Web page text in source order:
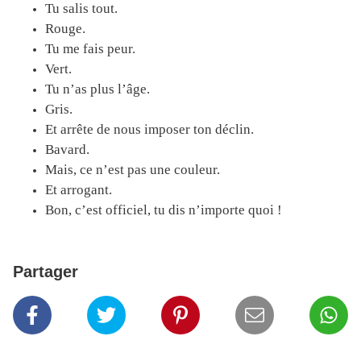
Tu salis tout.
Rouge.
Tu me fais peur.
Vert.
Tu n’as plus l’âge.
Gris.
Et arrête de nous imposer ton déclin.
Bavard.
Mais, ce n’est pas une couleur.
Et arrogant.
Bon, c’est officiel, tu dis n’importe quoi !
Partager